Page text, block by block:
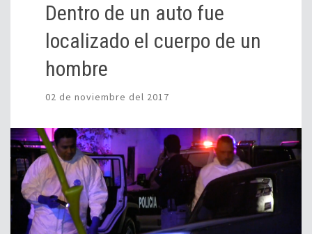
Dentro de un auto fue
localizado el cuerpo de un
hombre
02 de noviembre del 2017